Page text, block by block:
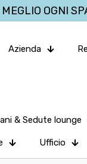
OGNI
Azienda
& Sedute lounge
Ufficio